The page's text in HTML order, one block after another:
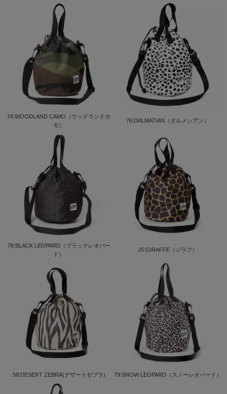
74:WOODLAND CAMO（ウッドランドカ
モ）
76:DALMATIAN（ダルメシアン）
78:BLACK LEOPARD（ブラックレオパー
ド）
J5:GIRAFFE（ジラフ）
58:DESERT ZEBRA(デザートゼブラ) 79:SNOW LEOPARD（スノーレオパード）